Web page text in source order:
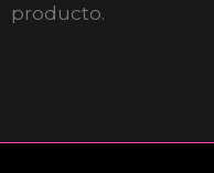
producto.